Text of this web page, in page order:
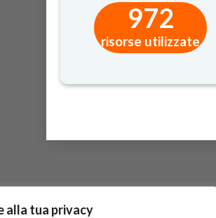
972
risorse utilizzate
alla tua privacy